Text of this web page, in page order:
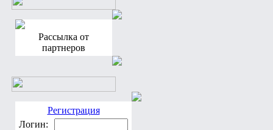
Рассылка от
партнеров
Регистрация
Логин: